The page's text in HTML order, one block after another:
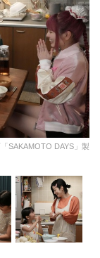
SAKAMOTO DAYS」製